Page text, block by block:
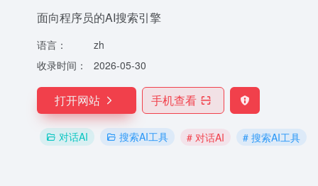
面向程序员的AI搜索引擎
语言：
zh
收录时间：
2026-05-30
打开网站 手机查看
对话AI 搜索AI工具 # 对话AI # 搜索AI工具